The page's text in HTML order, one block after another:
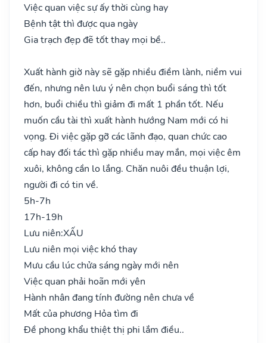
Việc quan việc sự ấy thời cùng hay
Bệnh tật thì được qua ngày
Gia trạch đẹp đẽ tốt thay mọi bề..
Xuất hành giờ này sẽ gặp nhiều điềm lành, niềm vui
đến, nhưng nên lưu ý nên chọn buổi sáng thì tốt
hơn, buổi chiều thì giảm đi mất 1 phần tốt. Nếu
muốn cầu tài thì xuất hành hướng Nam mới có hi
vọng. Đi việc gặp gỡ các lãnh đạo, quan chức cao
cấp hay đối tác thì gặp nhiều may mắn, mọi việc êm
xuôi, không cần lo lắng. Chăn nuôi đều thuận lợi,
người đi có tin về.
5h-7h
17h-19h
Lưu niên:XẤU
Lưu niên mọi việc khó thay
Mưu cầu lúc chửa sáng ngày mới nên
Việc quan phải hoãn mới yên
Hành nhân đang tính đường nên chưa về
Mất của phương Hỏa tìm đi
Đề phong khẩu thiệt thị phi lắm điều..